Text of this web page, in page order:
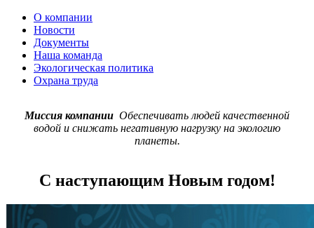
О компании
Новости
Документы
Наша команда
Экологическая политика
Охрана труда
Миссия компании Обеспечивать людей качественной
водой и снижать негативную нагрузку на экологию
планеты.
С наступающим Новым годом!